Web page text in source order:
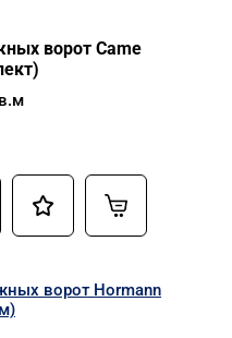
ворот Came